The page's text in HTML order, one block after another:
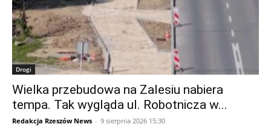
Drogi
Wielka przebudowa na Zalesiu nabiera
tempa. Tak wygląda ul. Robotnicza w...
Redakcja Rzeszów News - 9 sierpnia 2026 15:30